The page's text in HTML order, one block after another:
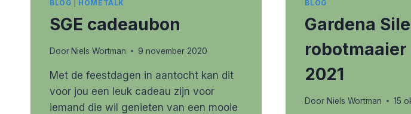
BLOG HOMETALK
SGE cadeaubon
DoorNiels Wortman 9 november 2020
Met de feestdagen in aantocht kan dit
voor jou een leuk cadeau zijn voor
iemand die wil genieten van een mooie
BLOG
Gardena
2021
Door Niels Wortman 15